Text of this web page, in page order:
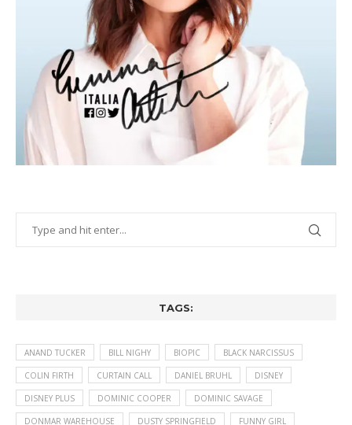
TAGS:
ANAND TUCKER BILL NIGHY BIOPIC BLACK NARCISSUS
COLIN FIRTH CURTAIN CALL DANIEL BRUHL DISNEY
DISNEY PLUS DOMINIC COOPER DOMINIC SAVAGE
DONMAR WAREHOUSE DUSTY SPRINGFIELD FUNNY GIRL